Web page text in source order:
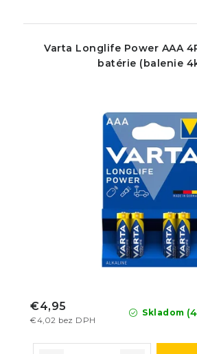
Varta Longlife Power AAA
batérie (balenie
Skladom
€4,02 bez DPH
€4,95